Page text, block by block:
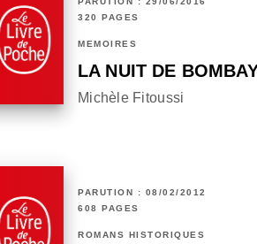
320 PAGES
MÉMOIRES
LA NUIT DE
Michèle Fitoussi
PARUTION : 08/02/2012
608 PAGES
ROMANS HISTORIQUES